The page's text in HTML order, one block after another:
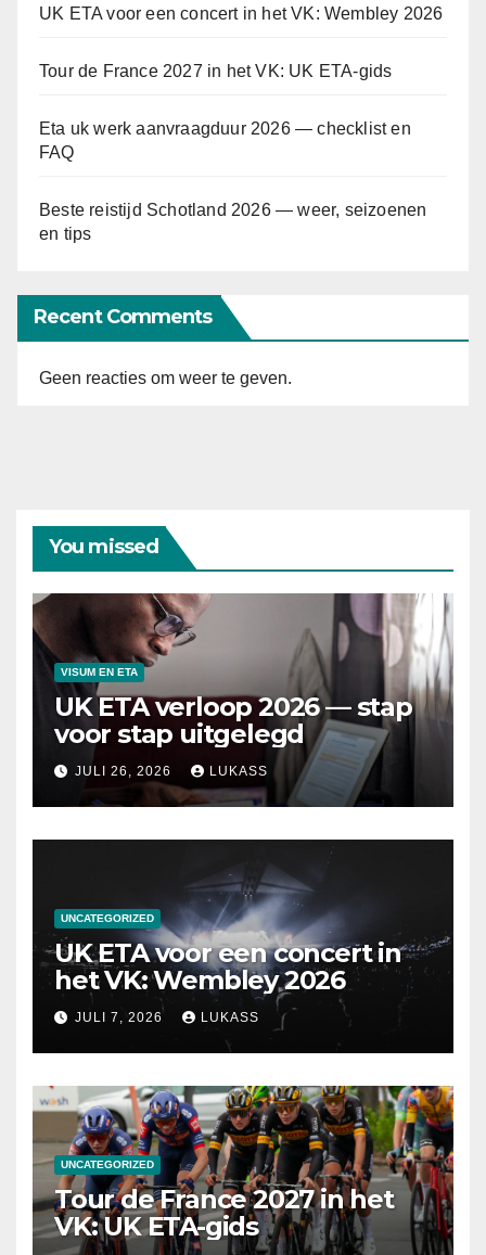
UK ETA voor een concert in het VK: Wembley 2026
Tour de France 2027 in het VK: UK ETA-gids
Eta uk werk aanvraagduur 2026 — checklist en
FAQ
Beste reistijd Schotland 2026 — weer, seizoenen
en tips
Recent Comments
Geen reacties om weer te geven.
You missed
VISUM EN ETA
UK ETA verloop 2026 — stap
voor stap uitgelegd
JULI 26, 2026 LUKASS
UNCATEGORIZED
UK ETA voor een concert in
het VK: Wembley 2026
JULI 7, 2026 LUKASS
UNCATEGORIZED
Tour de France 2027 in het
VK: UK ETA-gids